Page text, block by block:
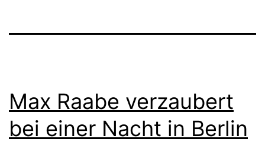
Max Raabe verzaubert
bei einer Nacht in Berlin